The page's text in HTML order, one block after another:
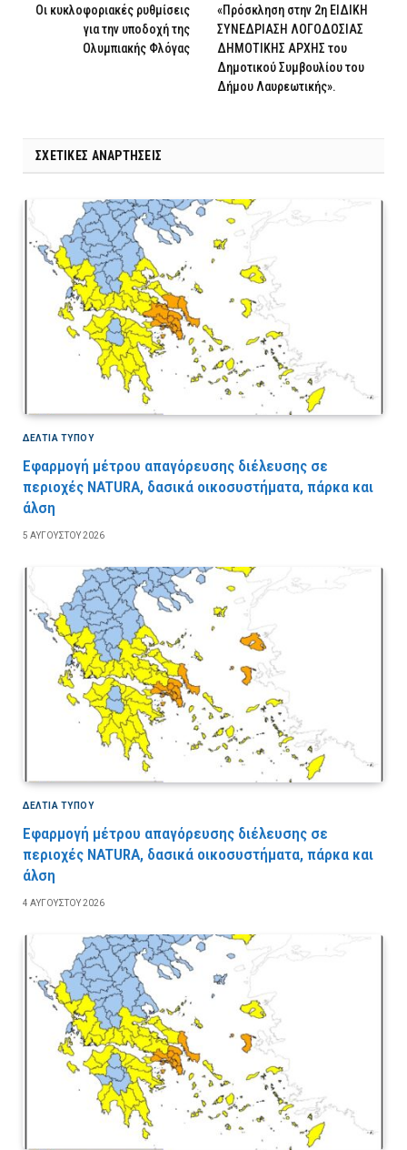
Οι κυκλοφοριακές ρυθμίσεις
για την υποδοχή της
Ολυμπιακής Φλόγας
«Πρόσκληση στην 2η ΕΙΔΙΚΗ
ΣΥΝΕΔΡΙΑΣΗ ΛΟΓΟΔΟΣΙΑΣ
ΔΗΜΟΤΙΚΗΣ ΑΡΧΗΣ του
Δημοτικού Συμβουλίου του
Δήμου Λαυρεωτικής».
ΣΧΕΤΙΚΈΣ ΑΝΑΡΤΉΣΕΙΣ
ΔΕΛΤΙΑ ΤΥΠΟΥ
Εφαρμογή μέτρου απαγόρευσης διέλευσης σε
περιοχές NATURA, δασικά οικοσυστήματα, πάρκα και
άλση
5 ΑΥΓΟΎΣΤΟΥ 2026
ΔΕΛΤΙΑ ΤΥΠΟΥ
Εφαρμογή μέτρου απαγόρευσης διέλευσης σε
περιοχές NATURA, δασικά οικοσυστήματα, πάρκα και
άλση
4 ΑΥΓΟΎΣΤΟΥ 2026